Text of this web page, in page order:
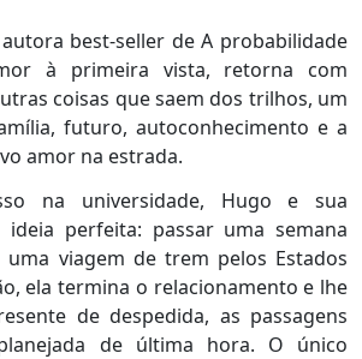
autora best-seller de A probabilidade
à primeira vista, retorna com
coisas que saem dos trilhos, um
futuro, autoconhecimento e a
amor na estrada.
na universidade, Hugo e sua
perfeita: passar uma semana
viagem de trem pelos Estados
ela termina o relacionamento e lhe
de despedida, as passagens
de última hora. O único